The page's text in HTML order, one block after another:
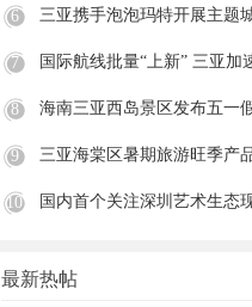
6 三亚携手泡泡玛特开展主题
7 国际航线批量“上新” 三亚加
8
海南三亚西岛景区发布五一
9
三亚海棠区暑期旅游旺季产
10
国内首个关注深圳艺术生态
最新热帖